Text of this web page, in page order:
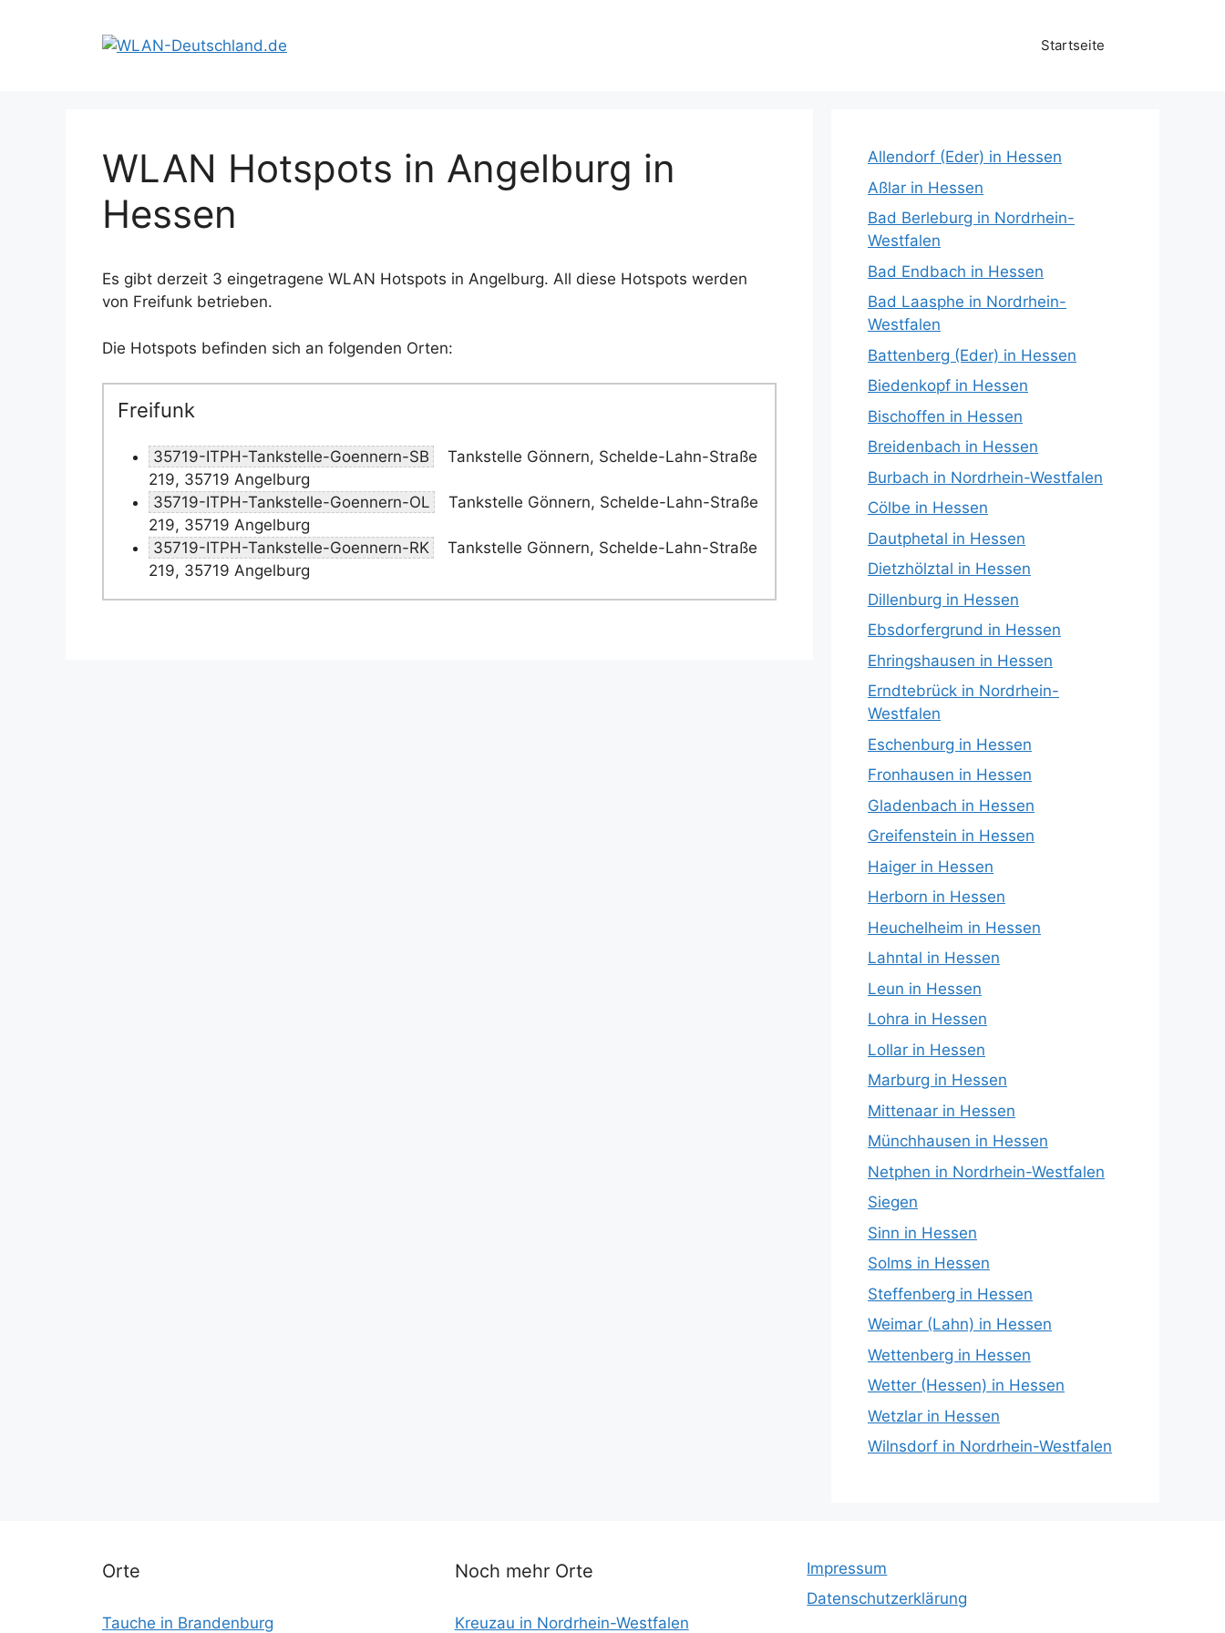
Startseite
WLAN Hotspots in Angelburg in
Hessen
Es gibt derzeit 3 eingetragene WLAN Hotspots in Angelburg. All diese Hotspots werden
von Freifunk betrieben.
Die Hotspots befinden sich an folgenden Orten:
Freifunk
35719-ITPH-Tankstelle-Goennern-SB
Tankstelle Gönnern, Schelde-Lahn-Straße
219, 35719 Angelburg
35719-ITPH-Tankstelle-Goennern-OL
Tankstelle Gönnern, Schelde-Lahn-Straße
219, 35719 Angelburg
35719-ITPH-Tankstelle-Goennern-RK
Tankstelle Gönnern, Schelde-Lahn-Straße
219, 35719 Angelburg
Allendorf (Eder) in Hessen
Aßlar in Hessen
Bad Berleburg in Nordrhein-
Westfalen
Bad Endbach in Hessen
Bad Laasphe in Nordrhein-
Westfalen
Battenberg (Eder) in Hessen
Biedenkopf in Hessen
Bischoffen in Hessen
Breidenbach in Hessen
Burbach in Nordrhein-Westfalen
Cölbe in Hessen
Dautphetal in Hessen
Dietzhölztal in Hessen
Dillenburg in Hessen
Ebsdorfergrund in Hessen
Ehringshausen in Hessen
Erndtebrück in Nordrhein-
Westfalen
Eschenburg in Hessen
Fronhausen in Hessen
Gladenbach in Hessen
Greifenstein in Hessen
Haiger in Hessen
Herborn in Hessen
Heuchelheim in Hessen
Lahntal in Hessen
Leun in Hessen
Lohra in Hessen
Lollar in Hessen
Marburg in Hessen
Mittenaar in Hessen
Münchhausen in Hessen
Netphen in Nordrhein-Westfalen
Siegen
Sinn in Hessen
Solms in Hessen
Steffenberg in Hessen
Weimar (Lahn) in Hessen
Wettenberg in Hessen
Wetter (Hessen) in Hessen
Wetzlar in Hessen
Wilnsdorf in Nordrhein-Westfalen
Orte
Tauche in Brandenburg
Noch mehr Orte
Kreuzau in Nordrhein-Westfalen
Impressum
Datenschutzerklärung